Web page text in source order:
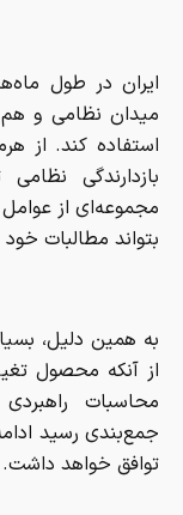
ایران در طول
میدان نظامی و هم
استفاده کند. از
بازدارندگی
مجموعه‌ای از
بتواند مطالبات
به همین دلیل،
از آنکه محصول
محاسبات
جمع‌بندی رسید
توافق خواهد داشت.